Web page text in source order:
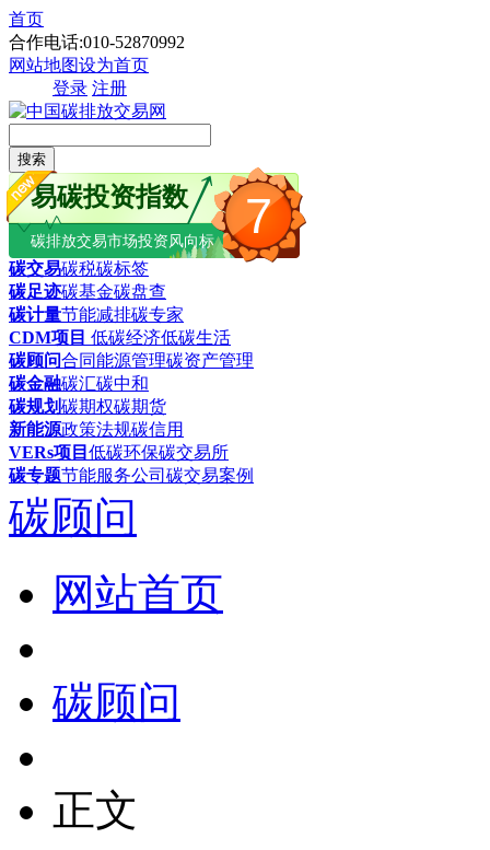
首页
合作电话:010-52870992
网站地图设为首页
登录 注册
搜索
7
易碳投资指数
碳排放交易市场投资风向标
碳交易碳税碳标签
碳足迹碳基金碳盘查
碳计量节能减排碳专家
CDM项目 低碳经济低碳生活
碳顾问合同能源管理碳资产管理
碳金融碳汇碳中和
碳规划碳期权碳期货
新能源政策法规碳信用
VERs项目 低碳环保碳交易所
碳专题节能服务公司 碳交易案例
碳顾问
网站首页
碳顾问
正文